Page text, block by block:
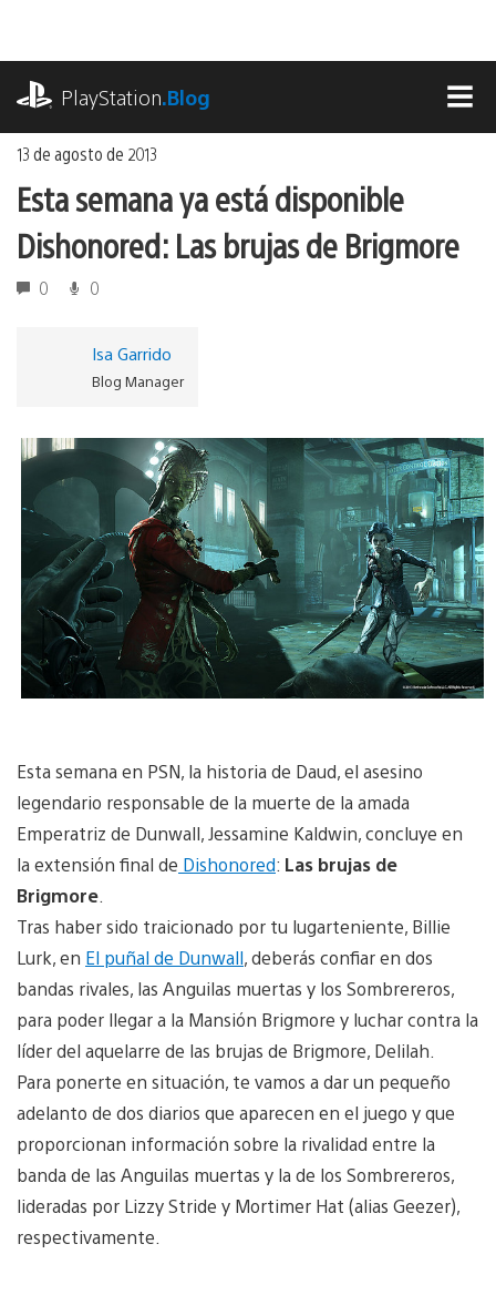
contenido
PlayStation.Blog
13 de agosto de 2013
Esta semana ya está disponible
Dishonored: Las brujas de Brigmore
0 0
Isa Garrido
Blog Manager
Esta semana en PSN, la historia de Daud, el asesino
legendario responsable de la muerte de la amada
Emperatriz de Dunwall, Jessamine Kaldwin, concluye en
la extensión final de Dishonored: Las brujas de
Brigmore
Tras haber sido traicionado por tu lugarteniente, Billie
Lurk, en El puñal de Dunwall, deberás confiar en dos
bandas rivales, las Anguilas muertas y los Sombrereros,
para poder llegar a la Mansión Brigmore y luchar contra la
líder del aquelarre de las brujas de Brigmore, Delilah.
Para ponerte en situación, te vamos a dar un pequeño
adelanto de dos diarios que aparecen en el juego y que
proporcionan información sobre la rivalidad entre la
banda de las Anguilas muertas y la de los Sombrereros,
lideradas por Lizzy Stride y Mortimer Hat (alias Geezer),
respectivamente.